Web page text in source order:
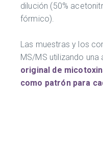
dilución (50%
fórmico).
Las muestras y los
MS/MS utilizando una
original de
como patrón para